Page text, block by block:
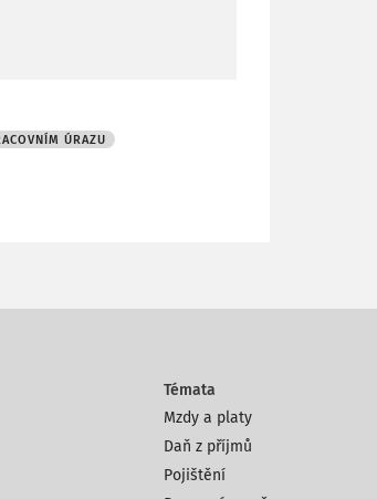
ÚRAZU
Témata
Mzdy a platy
Daň z příjmů
Pojištění